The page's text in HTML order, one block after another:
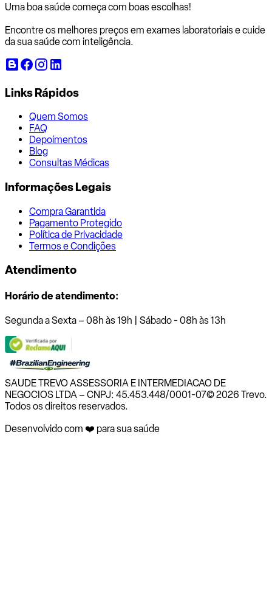
Uma boa saúde começa com boas escolhas!
Encontre os melhores preços em exames laboratoriais e cuide
da sua saúde com inteligência.
Links Rápidos
Quem Somos
FAQ
Depoimentos
Blog
Consultas Médicas
Informações Legais
Compra Garantida
Pagamento Protegido
Política de Privacidade
Termos e Condições
Atendimento
Horário de atendimento:
Segunda a Sexta – 08h às 19h | Sábado - 08h às 13h
SAUDE TREVO ASSESSORIA E INTERMEDIACAO DE
NEGOCIOS LTDA – CNPJ: 45.453.448/0001-07© 2026 Trevo.
Todos os direitos reservados.
Desenvolvido com ❤️ para sua saúde